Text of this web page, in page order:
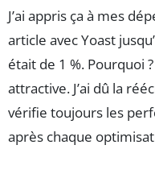
J’ai appris ça à mes
article avec Yoast
était de 1 %. Pourquoi
attractive. J’ai dû la
vérifie toujours les
après chaque